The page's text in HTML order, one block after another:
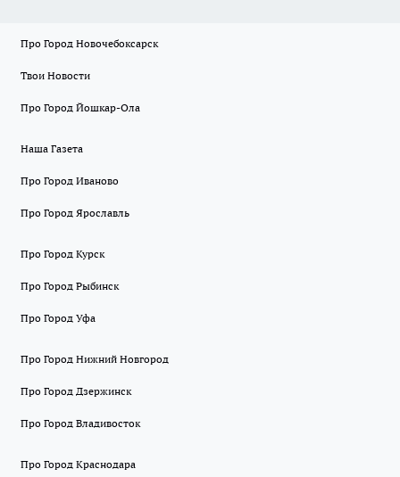
Про Город Новочебоксарск
Твои Новости
Про Город Йошкар-Ола
Наша Газета
Про Город Иваново
Про Город Ярославль
Про Город Курск
Про Город Рыбинск
Про Город Уфа
Про Город Нижний Новгород
Про Город Дзержинск
Про Город Владивосток
Про Город Краснодара